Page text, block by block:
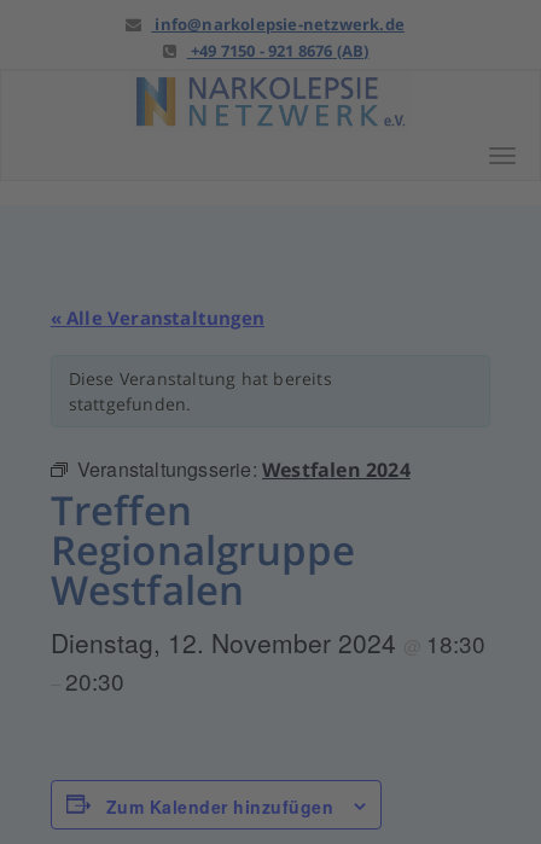
info@narkolepsie-netzwerk.de
+49 7150 - 921 8676 (AB)
« Alle Veranstaltungen
Diese Veranstaltung hat bereits
stattgefunden.
Veranstaltungsserie:Westfalen 2024
Treffen
Regionalgruppe
Westfalen
Dienstag, 12. November 2024 18:30
20:30
Zum Kalender hinzufügen